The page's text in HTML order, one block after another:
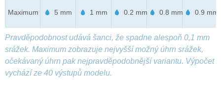
Maximum 5 mm 1 mm 0.2 mm 0.8 mm 0.9 mm
Pravděpodobnost udává šanci, že spadne alespoň 0,1 mm
srážek. Maximum zobrazuje nejvyšší možný úhrn srážek,
očekávaný úhrn pak nejpravděpodobnější variantu. Výpočet
vychází ze 40 výstupů modelu.